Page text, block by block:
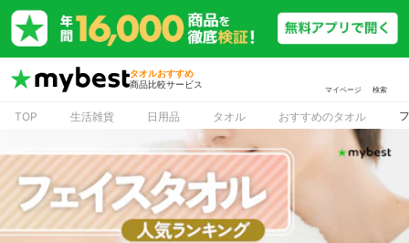
タオルおすすめ
商品比較サービス
マイページ 検索
TOP 生活雑貨 日用品 タオル おすすめのタオル